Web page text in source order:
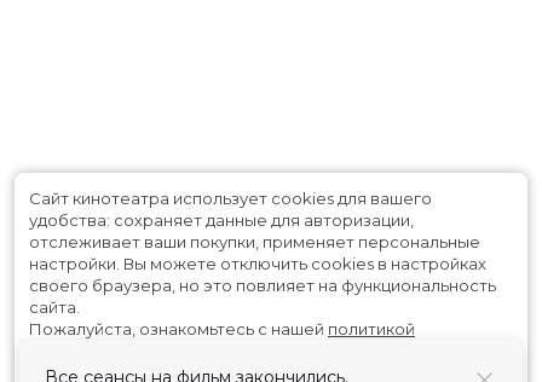
Сайт кинотеатра использует cookies для вашего
удобства: сохраняет данные для авторизации,
отслеживает ваши покупки, применяет персональные
настройки. Вы можете отключить cookies в настройках
своего браузера, но это повлияет на функциональность
сайта.
Пожалуйста, ознакомьтесь с нашей политикой